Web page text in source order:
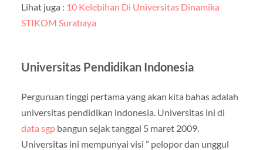
Lihat juga : 10 Kelebihan Di Universitas Dinamika
STIKOM Surabaya
Universitas Pendidikan Indonesia
Perguruan tinggi pertama yang akan kita bahas adalah
universitas pendidikan indonesia. Universitas ini di
data sgpbangun sejak tanggal 5 maret 2009.
Universitas ini mempunyai visi ” pelopor dan unggul